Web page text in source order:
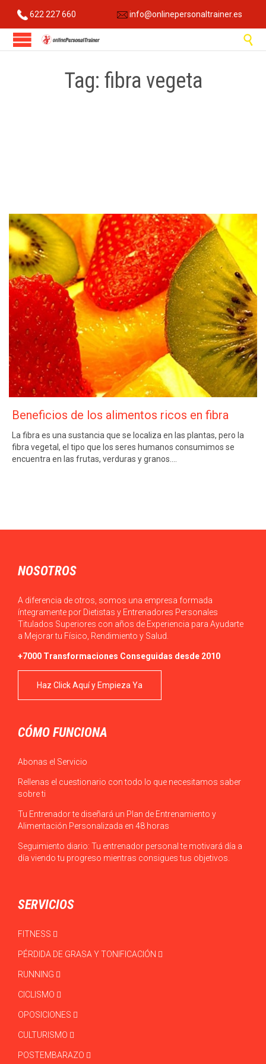
622 227 660 info@onlinepersonaltrainer.es

Tag: fibra vegeta
Beneficios de los alimentos ricos en fibra
La fibra es una sustancia que se localiza en las plantas, pero la
fibra vegetal, el tipo que los seres humanos consumimos se
encuentra en las frutas, verduras y granos….
NOSOTROS
A diferencia de otros, somos una empresa formada
íntegramente por Dietistas y Entrenadores Personales
Titulados Superiores con años de Experiencia para Ayudarte
a Mejorar tu Físico, Rendimiento y Salud.
+7000 Transformaciones Conseguidas desde 2010
Haz Click Aquí y Empieza Ya
CÓMO FUNCIONA
Abonas el Servicio
Rellenas el cuestionario con todo lo que necesitamos saber
sobre ti
Tu Entrenador te diseñará un Plan de Entrenamiento y
Alimentación Personalizada en 48 horas
Seguimiento diario: Tu entrenador personal te motivará día a
día viendo tu progreso mientras consigues tus objetivos.
SERVICIOS
FITNESS
PÉRDIDA DE GRASA Y TONIFICACIÓN
RUNNING
CICLISMO
OPOSICIONES
CULTURISMO
POSTEMBARAZO